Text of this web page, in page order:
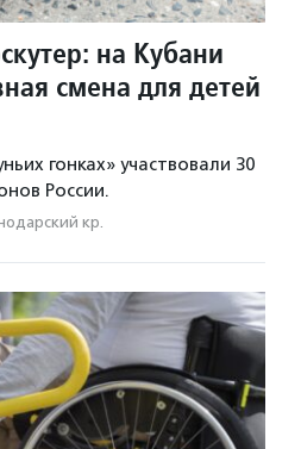
на Кубани
смена для детей
гонках» участвовали 30
России.
кр.